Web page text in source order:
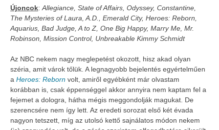
Újoncok:Allegiance, State of Affairs, Odyssey, Constantine,
The Mysteries of Laura, A.D., Emerald City, Heroes: Reborn,
Aquarius, Bad Judge, A to Z, One Big Happy, Marry Me, Mr.
Robinson, Mission Control, Unbreakable Kimmy Schmidt
Az NBC nekem nagy meglepetést okozott, hisz akad olyan
széria, amit várok tőlük. A legnagyobb bejelentés egyértelműen
a Heroes: Reborn volt, amiről egyébként már olvastam
korábban is, csak éppenséggel akkor annyira nem kaptam fel a
fejemet a dologra, hátha mégis meggondolják magukat. De
szerencsére nem így lett. Az eredeti sorozat első két évada
nagyon tetszett, míg az utolsó kettő sajnálatos módon nekem